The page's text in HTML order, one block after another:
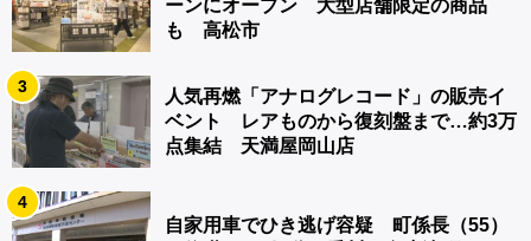
ーンにオープン 大型店舗限定の商品
も 高松市
3
人気再燃「アナログレコード」の販売イ
ベント レアものから復刻盤まで…約3万
点集結 天満屋岡山店
4
自家用車でひき逃げ容疑 町係長（55）